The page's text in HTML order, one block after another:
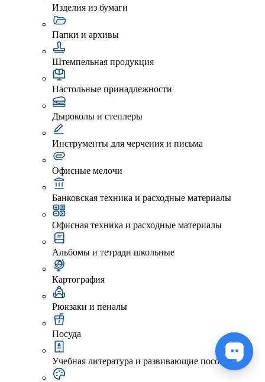
Изделия из бумаги
Папки и архивы
Штемпельная продукция
Настольные принадлежности
Дыроколы и степлеры
Инструменты для черчения и письма
Офисные мелочи
Банковская техника и расходные материалы
Офисная техника и расходные материалы
Альбомы и тетради школьные
Картография
Рюкзаки и пеналы
Посуда
Учебная литература и развивающие пособия